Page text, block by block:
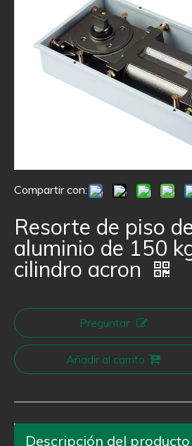
Compartir con:
Resorte de piso
aluminio de 150
cilindro acron
Preguntar
Añadir al carrito
Descripción del producto